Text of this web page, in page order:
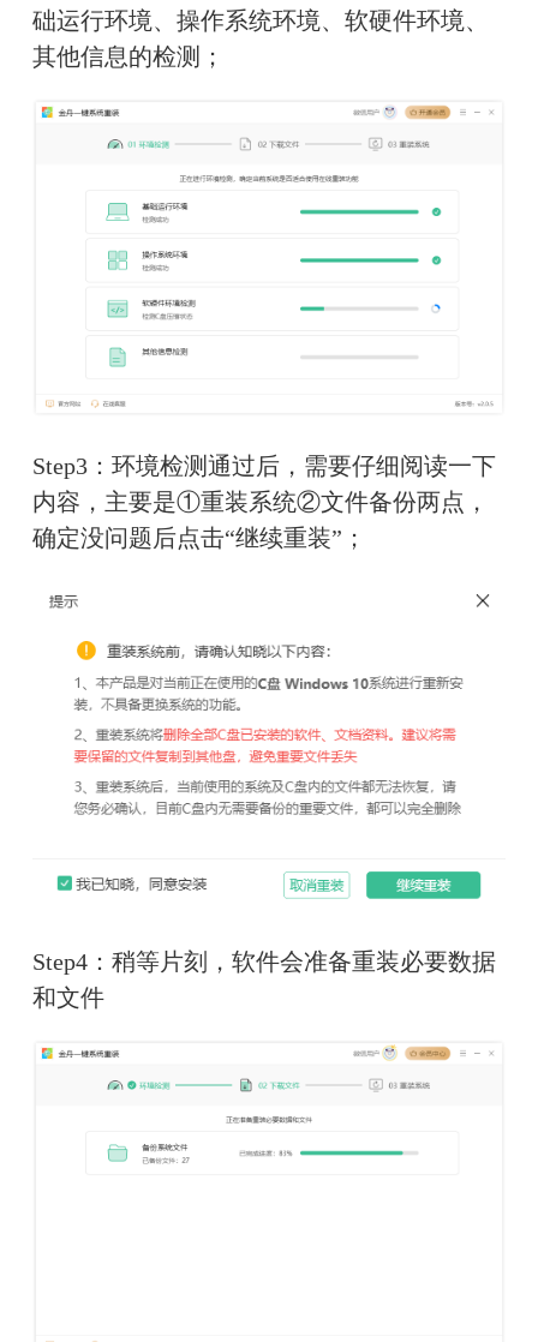
础运行环境、操作系统环境、软硬件环境、
其他信息的检测；
Step3：环境检测通过后，需要仔细阅读一下
内容，主要是①重装系统②文件备份两点，
确定没问题后点击“继续重装”；
Step4：稍等片刻，软件会准备重装必要数据
和文件